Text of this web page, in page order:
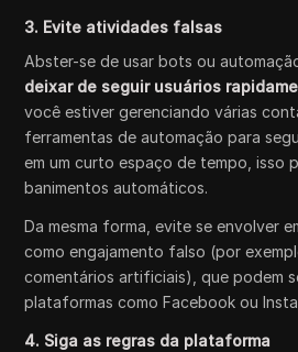
3. Evite atividades falsas
Abster-se de usar bots ou
deixar de seguir usuários
você estiver gerenciando várias
ferramentas de automação para
em um curto espaço de tempo, isso
banimentos automáticos.
Da mesma forma, evite se envolver
como engajamento falso (por
comentários artificiais), que podem
plataformas como Facebook ou
4. Siga as regras da plataforma